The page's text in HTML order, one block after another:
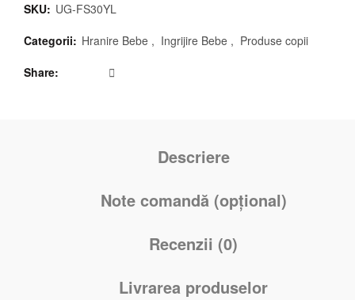
SKU: UG-FS30YL
Categorii: Hranire Bebe , Ingrijire Bebe , Produse copii
Share
Descriere
Note comandă (opțional)
Recenzii (0)
Livrarea produselor